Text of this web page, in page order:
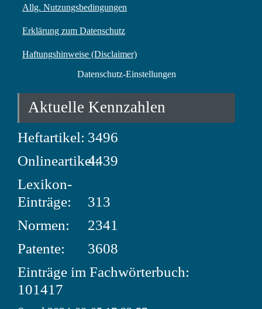
Allg. Nutzungsbedingungen
Erklärung zum Datenschutz
Haftungshinweise (Disclaimer)
Datenschutz-Einstellungen
Aktuelle Kennzahlen
Heftartikel: 3496
Onlineartikel:4439
Lexikon-
Einträge:
313
Normen:
2341
Patente:
3608
Einträge im Fachwörterbuch:
101417